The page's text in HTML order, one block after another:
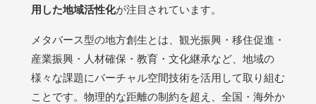
用した地域活性化が注目されています。
メタバース型の地方創生とは、観光振興・移住促進・
産業振興・人材確保・教育・文化継承など、地域の
様々な課題にバーチャル空間技術を活用して取り組む
ことです。物理的な距離の制約を超え、全国・海外か